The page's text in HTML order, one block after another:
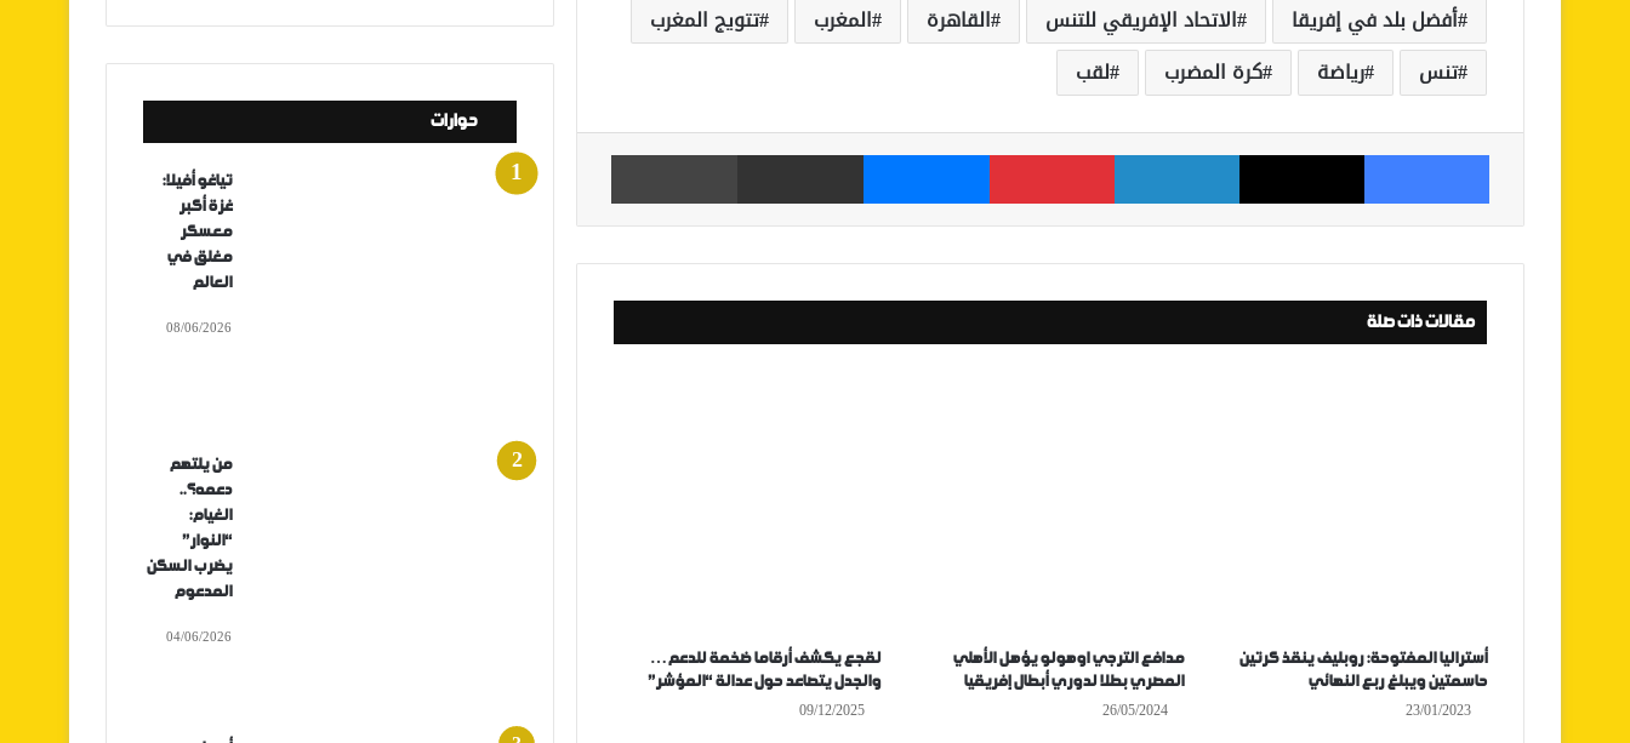
أفضل بلد في إفريقا الاتحاد الإفريقي للتنس القاهرة المغرب
تتويج المغرب
تنس
رياضة كرة المضرب لقب
فيسبوك ‫X لينكدإن بينتيريست ماسنجر مشاركة عبر البريد
مقالات ذات صلة
أستراليا المفتوحة: روبليف ينقذ كرتين
حاسمتين ويبلغ ربع النهائي
23/01/2023
مدافع الترجي اوهولو يؤهل الأهلي
المصري بطلا لدوري أبطال إفريقيا
26/05/2024
لقجع يكشف أرقاما ضخمة للدعم…
والجدل يتصاعد حول عدالة “المؤشر”
09/12/2025
حوارات
تياغو أفيلا:
غزة أكبر
معسكر
مغلق في
العالم
08/06/2026
من يلتهم
دعمه؟..
الغيام:
“النوار”
يضرب السكن
المدعوم
04/06/2026